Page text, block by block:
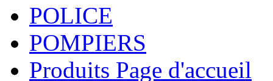
POLICE
POMPIERS
Produits Page d'accueil